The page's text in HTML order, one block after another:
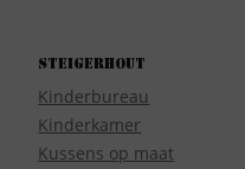
Steigerhout
Kinderbureau
Kinderkamer
Kussens op maat